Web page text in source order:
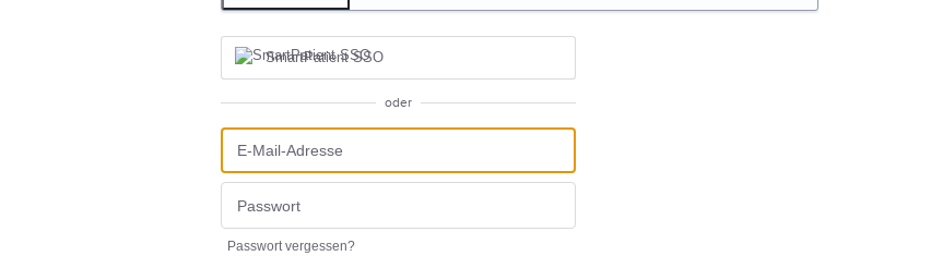
SmartPatient SSO
oder
Passwort vergessen?